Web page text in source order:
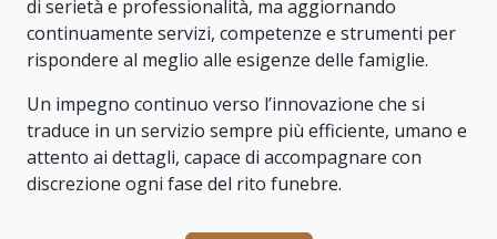
di serietà e professionalità, ma aggiornando
continuamente servizi, competenze e strumenti per
rispondere al meglio alle esigenze delle famiglie.
Un impegno continuo verso l’innovazione che si
traduce in un servizio sempre più efficiente, umano e
attento ai dettagli, capace di accompagnare con
discrezione ogni fase del rito funebre.